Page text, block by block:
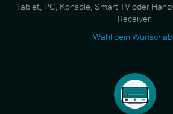
Tablet, PC, Konsole, Smart TV oder
Receiver.
Wähl dein